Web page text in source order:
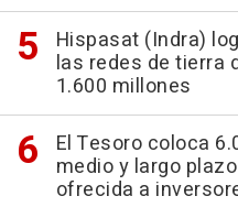
Hispasat (Indra)
las redes de tierra
1.600 millones
El Tesoro coloca
medio y largo
ofrecida a